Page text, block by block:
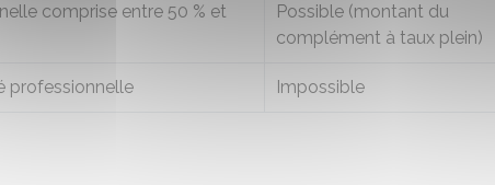
comprise entre 50 % et
Possible (montant du
complément à taux plein)
professionnelle Impossible